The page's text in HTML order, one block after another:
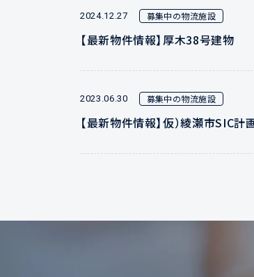
2024.12.27 募集中の物流施設
【最新物件情報】厚木38号建物
2023.06.30 募集中の物流施設
【最新物件情報】仮）綾瀬市SIC計